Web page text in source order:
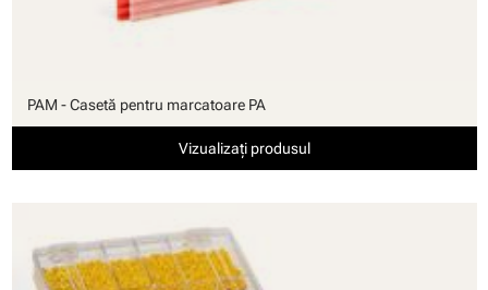
PAM - Casetă pentru marcatoare PA
Vizualizați produsul